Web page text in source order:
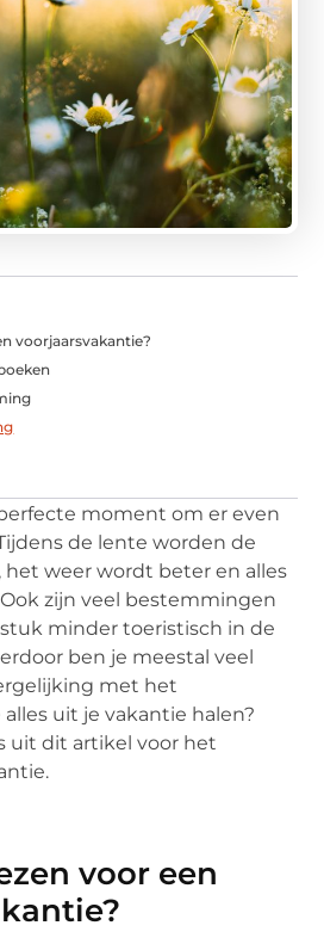
voorjaarsvakantie?
moment om er even
de lente worden de
het weer wordt beter en alles
zijn veel bestemmingen
minder toeristisch in de
ben je meestal veel
met het
uit je vakantie halen?
uit dit artikel voor het
voor een